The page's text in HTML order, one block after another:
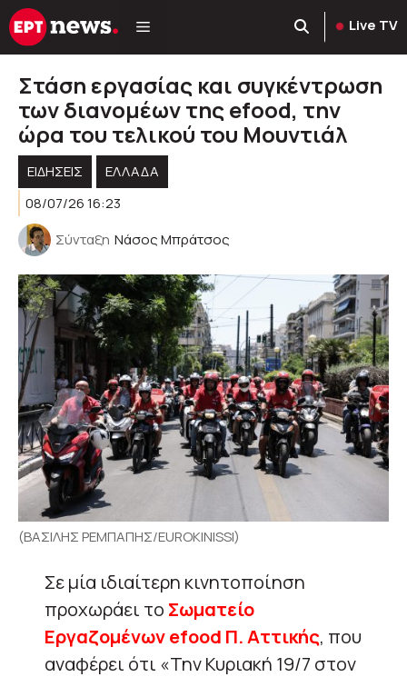
Μετάβαση
σε
Live TV
Στάση εργασίας και συγκέντρωση
των διανομέων της efood, την
ώρα του τελικού του Μουντιάλ
ΕΙΔΗΣΕΙΣ
ΕΛΛΑΔΑ
08/07/26 16:23
Σύνταξη Νάσος Μπράτσος
(ΒΑΣΙΛΗΣ ΡΕΜΠΑΠΗΣ/EUROKINISSI)
Σε μία ιδιαίτερη κινητοποίηση
προχωράει το Σωματείο
Εργαζομένων efood Π. Αττικής, που
αναφέρει ότι «Την Κυριακή 19/7 στον